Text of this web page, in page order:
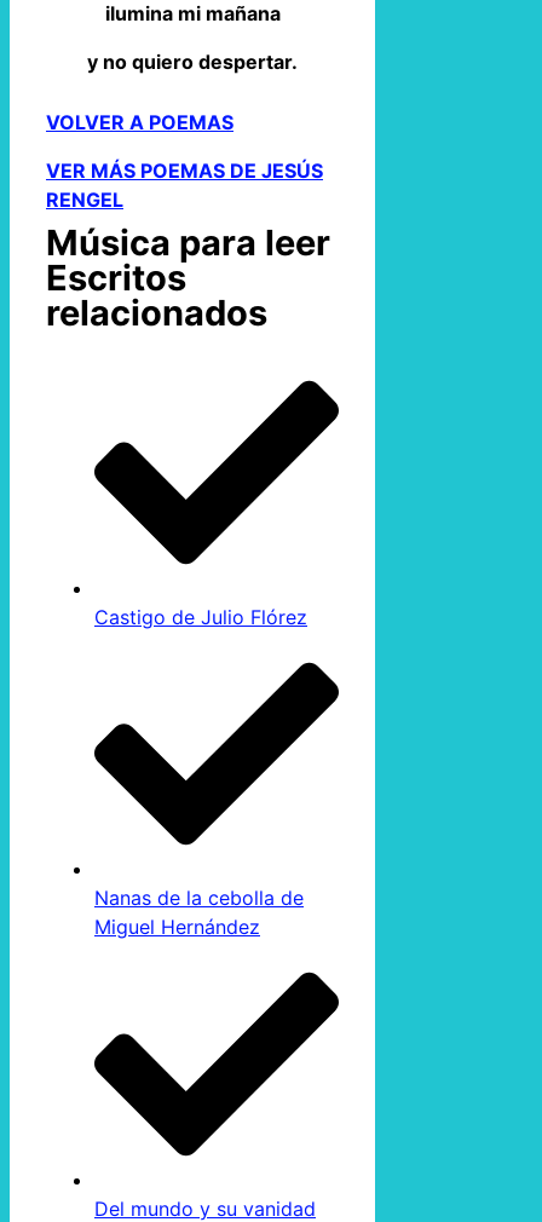
ilumina mi mañana
y no quiero despertar.
VOLVER A POEMAS
VER MÁS POEMAS DE JESÚS
RENGEL
Música para leer
Escritos
relacionados
Castigo de Julio Flórez
Nanas de la cebolla de
Miguel Hernández
Del mundo y su vanidad